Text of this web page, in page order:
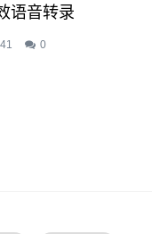
语音转录
41 0